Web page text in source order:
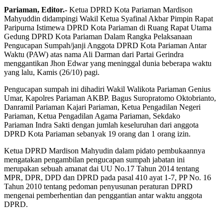
Pariaman, Editor.- Ketua DPRD Kota Pariaman Mardison
Mahyuddin didampingi Wakil Ketua Syafinal Akbar Pimpin Rapat
Paripurna Istimewa DPRD Kota Pariaman di Ruang Rapat Utama
Gedung DPRD Kota Pariaman Dalam Rangka Pelaksanaan
Pengucapan Sumpah/janji Anggota DPRD Kota Pariaman Antar
Waktu (PAW) atas nama Ali Darman dari Partai Gerindra
menggantikan Jhon Edwar yang meninggal dunia beberapa waktu
yang lalu, Kamis (26/10) pagi.
Pengucapan sumpah ini dihadiri Wakil Walikota Pariaman Genius
Umar, Kapolres Pariaman AKBP. Bagus Suropratomo Oktobrianto,
Danramil Pariaman Kajari Pariaman, Ketua Pengadilan Negeri
Pariaman, Ketua Pengadilan Agama Pariaman, Sekdako
Pariaman Indra Sakti dengan jumlah keseluruhan dari anggota
DPRD Kota Pariaman sebanyak 19 orang dan 1 orang izin.
Ketua DPRD Mardison Mahyudin dalam pidato pembukaannya
mengatakan pengambilan pengucapan sumpah jabatan ini
merupakan sebuah amanat dai UU No.17 Tahun 2014 tentang
MPR, DPR, DPD dan DPRD pada pasal 410 ayat 1-7, PP No. 16
Tahun 2010 tentang pedoman penyusunan peraturan DPRD
mengenai pemberhentian dan penggantian antar waktu anggota
DPRD.